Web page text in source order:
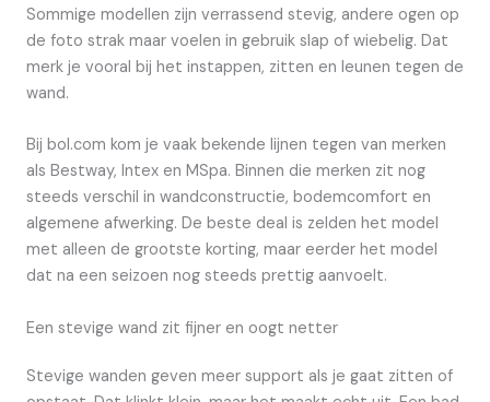
Sommige modellen zijn verrassend stevig, andere ogen op
de foto strak maar voelen in gebruik slap of wiebelig. Dat
merk je vooral bij het instappen, zitten en leunen tegen de
wand.
Bij bol.com kom je vaak bekende lijnen tegen van merken
als Bestway, Intex en MSpa. Binnen die merken zit nog
steeds verschil in wandconstructie, bodemcomfort en
algemene afwerking. De beste deal is zelden het model
met alleen de grootste korting, maar eerder het model
dat na een seizoen nog steeds prettig aanvoelt.
Een stevige wand zit fijner en oogt netter
Stevige wanden geven meer support als je gaat zitten of